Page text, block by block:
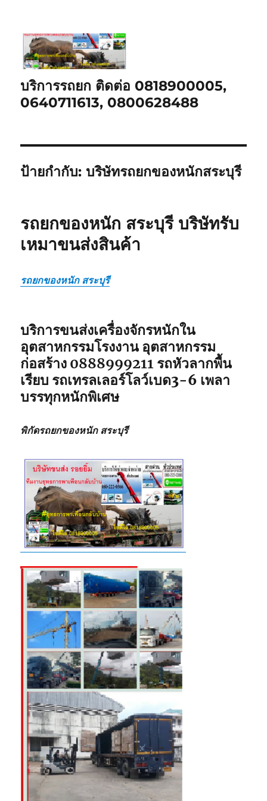
บริการรถยก ติดต่อ 0818900005,
0640711613, 0800628488
ป้ายกำกับ:บริษัทรถยกของหนักสระบุรี
รถยกของหนัก สระบุรี บริษัทรับ
เหมาขนส่งสินค้า
รถยกของหนัก สระบุรี
บริการขนส่งเครื่องจักรหนักใน
อุตสาหกรรมโรงงาน อุตสาหกรรม
ก่อสร้าง 0888999211 รถหัวลากพื้น
เรียบ รถเทรลเลอร์โลว์เบด3-6 เพลา
บรรทุกหนักพิเศษ
พิกัดรถยกของหนัก สระบุรี